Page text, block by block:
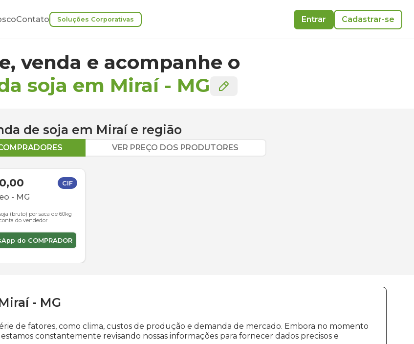
Contato Soluções Corporativas Entrar Cadastrar-se
venda e acompanhe o
soja em Miraí - MG
de soja em Miraíe região
VER PREÇO DOS PRODUTORES
CIF
- MG
(bruto) por saca de 60kg
do vendedor
do COMPRADOR
- MG
de fatores, como clima, custos de produção e demanda de mercado. Embora no momento
constantemente revisando nossas informações para fornecer dados precisos e